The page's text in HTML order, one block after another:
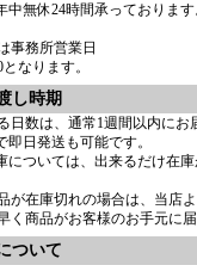
無休24時間承っております
事務所営業日
なります。
し時期
日数は、通常1週間以内にお
日発送も可能です。
については、出来るだけ在
が在庫切れの場合は、当店
く商品がお客様のお手元に
ついて